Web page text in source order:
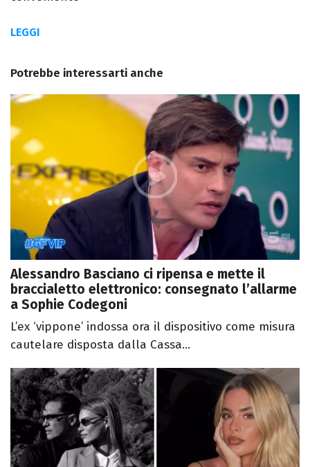
LEGGI
Potrebbe interessarti anche
Alessandro Basciano ci ripensa e mette il
braccialetto elettronico: consegnato l’allarme
a Sophie Codegoni
L’ex ‘vippone’ indossa ora il dispositivo come misura
cautelare disposta dalla Cassa...